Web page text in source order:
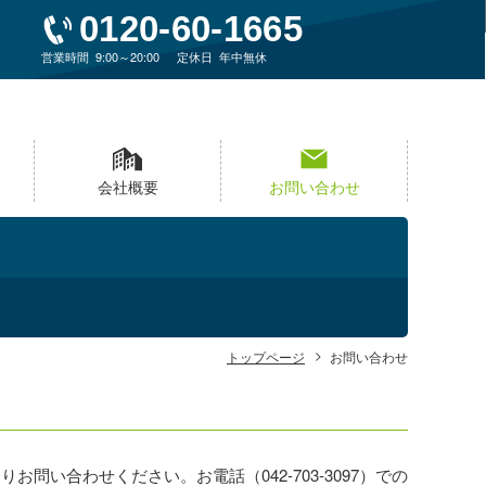
0120-60-1665
営業時間 9:00～20:00 定休日 年中無休
会社概要 お問い合わせ
トップページ お問い合わせ
お問い合わせください。お電話（042-703-3097）での